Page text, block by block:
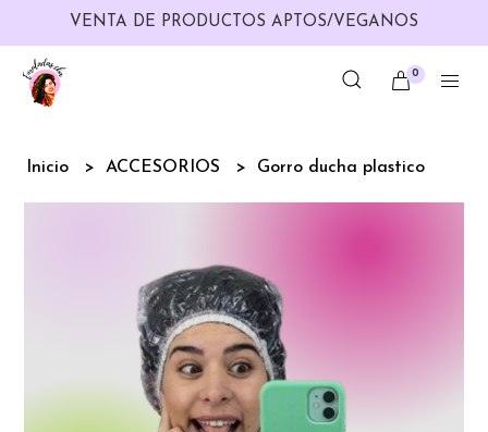
VENTA DE PRODUCTOS APTOS/VEGANOS
0
Inicio ACCESORIOS Gorro ducha plastico